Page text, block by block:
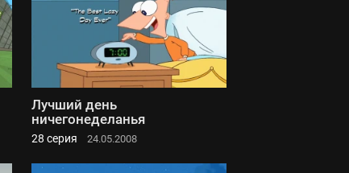
Лучший день
ничегонеделанья
28 серия 24.05.2008